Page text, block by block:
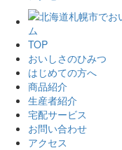
TOP
おいしさのひみつ
はじめての方へ
商品紹介
生産者紹介
宅配サービス
お問い合わせ
アクセス